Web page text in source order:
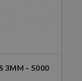
3MM – 5000